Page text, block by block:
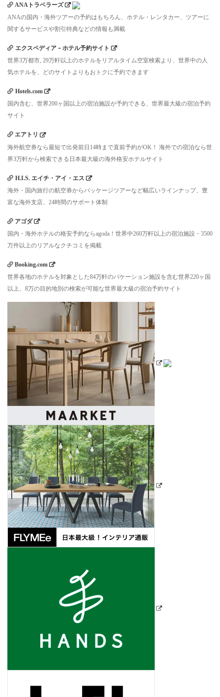
ANAトラベラーズ
ANAの国内・海外ツアーの予約はもちろん、ホテル・レンタカー、ツアーに
関するサービスや割引特典などの情報も満載
エクスペディア－ホテル予約サイト
世界3万都市, 29万軒以上のホテルをリアルタイム空室検索より、世界中の人
気ホテルを、どのサイトよりもおトクに予約できます
Hotels.com
国内含む、世界200ヶ国以上の宿泊施設が予約できる、世界最大級の宿泊予約
サイト
エアトリ
海外航空券なら最短で出発前日14時まで直前予約がOK！ 海外での宿泊なら世
界3万軒から検索できる日本最大級の海外格安ホテルサイト
H.I.S. エイチ・アイ・エス
海外・国内旅行の航空券からパッケージツアーなど幅広いラインナップ、豊
富な海外支店、24時間のサポート体制
アゴダ
国内・海外ホテルの格安予約ならagoda！世界中260万軒以上の宿泊施設・3500
万件以上のリアルなクチコミを掲載
Booking.com
世界各地のホテルを対象とした84万軒のバケーション施設を含む世界220ヶ国
以上、8万の目的地別の検索が可能な世界最大級の宿泊予約サイト